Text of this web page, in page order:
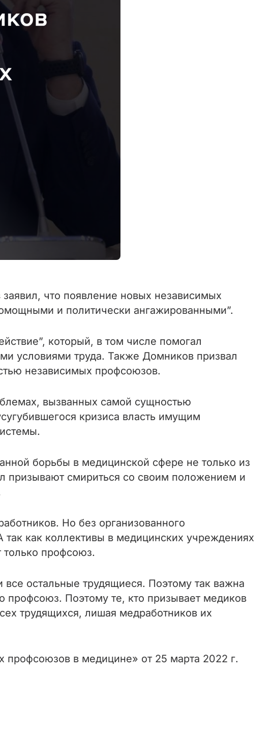
что появление новых независимых
и политически ангажированными”.
который, в том числе помогал
условиями труда. Также Домников призвал
независимых профсоюзов.
вызванных самой сущностью
кризиса власть имущим
борьбы в медицинской сфере не только из
призывают смириться со своим положением и
Но без организованного
как коллективы в медицинских учреждениях
профсоюз.
остальные трудящиеся. Поэтому так важна
профсоюз. Поэтому те, кто призывает медиков
трудящихся, лишая медработников их
профсоюзов в медицине» от 25 марта 2022 г.